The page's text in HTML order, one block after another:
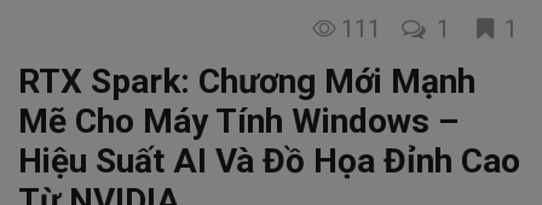
111 1 1
RTX Spark: Chương Mới Mạnh
Mẽ Cho Máy Tính Windows –
Hiệu Suất AI Và Đồ Họa Đỉnh Cao